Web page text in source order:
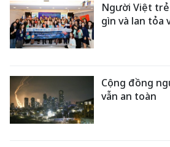
Người Việt
gìn và lan tỏa
Cộng đồng
vẫn an toàn